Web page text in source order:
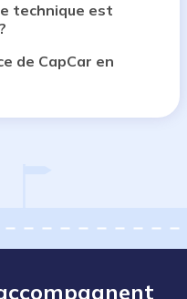
technique est
de CapCar en